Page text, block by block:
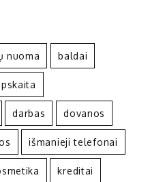
nuoma baldai
darbas dovanos
išmanieji telefonai
kreditai